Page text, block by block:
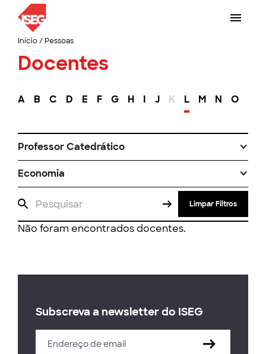
Início/ Pessoas
Docentes
A B C D E F G H I J K L M N O
Professor Catedrático
Economia
Limpar Filtros
Não foram encontrados docentes.
Subscreva a newsletter do ISEG